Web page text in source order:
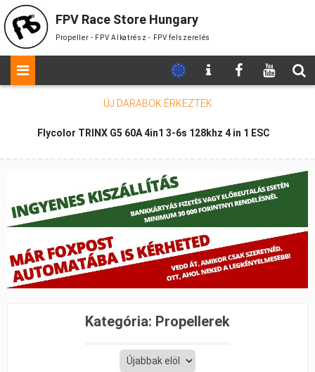
FPV Race Store Hungary
Propeller - FPV Alkatrész - FPV felszerelés
ÚJ DARABOK ÉRKEZTEK
Flycolor TRINX G5 60A 4in1 3-6s 128khz 4 in 1 ESC
Kategória: Propellerek